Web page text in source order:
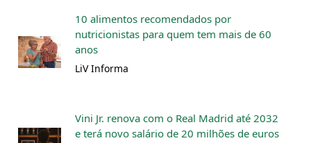
10 alimentos recomendados por
nutricionistas para quem tem mais de 60
anos
LiV Informa
Vini Jr. renova com o Real Madrid até 2032
e terá novo salário de 20 milhões de euros